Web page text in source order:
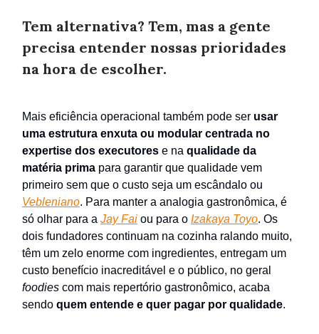
Tem alternativa? Tem, mas a gente
precisa entender nossas prioridades
na hora de escolher.
Mais eficiência operacional também pode ser usar
uma estrutura enxuta ou modular centrada no
expertise dos executores e na qualidade da
matéria prima para garantir que qualidade vem
primeiro sem que o custo seja um escândalo ou
Vebleniano. Para manter a analogia gastronômica, é
só olhar para a Jay Fai ou para o Izakaya Toyo. Os
dois fundadores continuam na cozinha ralando muito,
têm um zelo enorme com ingredientes, entregam um
custo benefício inacreditável e o público, no geral
foodies com mais repertório gastronômico, acaba
sendo quem entende e quer pagar por qualidade.